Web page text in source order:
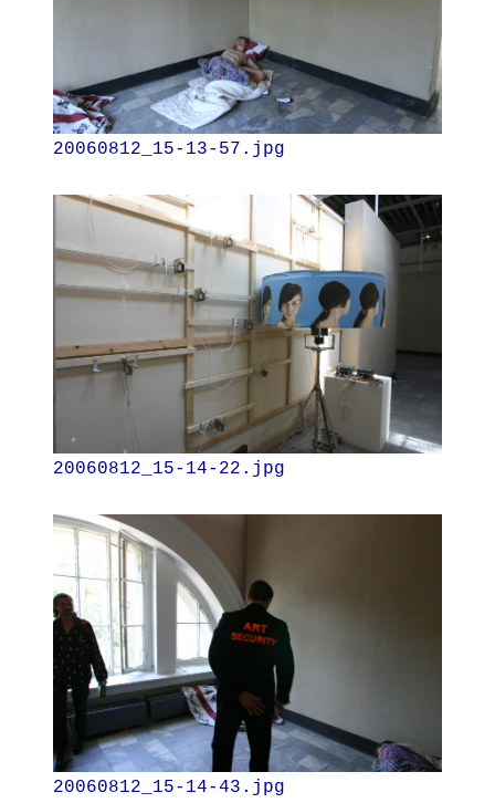
20060812_15-13-57.jpg
20060812_15-14-22.jpg
20060812_15-14-43.jpg